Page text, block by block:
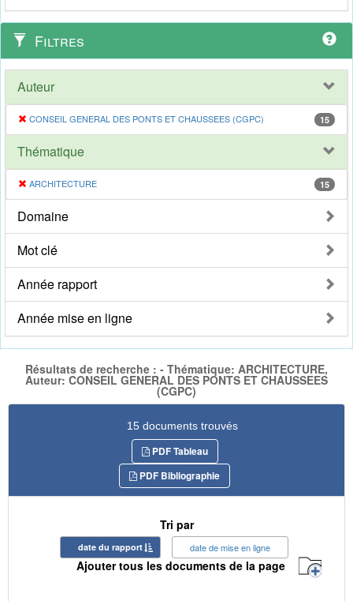
Filtres
Auteur
CONSEIL GENERAL DES PONTS ET CHAUSSEES (CGPC) 15
Thématique
ARCHITECTURE 15
Domaine
Mot clé
Année rapport
Année mise en ligne
Résultats de recherche : - Thématique: ARCHITECTURE,
Auteur: CONSEIL GENERAL DES PONTS ET CHAUSSEES
(CGPC)
15 documents trouvés
PDF Tableau
PDF Bibliographie
Tri par
date du rapport date de mise en ligne
Ajouter tous les documents de la page